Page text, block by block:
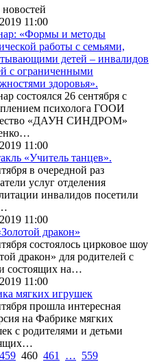
11:00
«Формы и методы
работы с семьями,
детей – инвалидов
с ограниченными
здоровья».
состоялся 26 сентября с
психолога ГООИ
«ДАУН СИНДРОМ»
11:00
«Учитель танцев».
в очередной раз
услуг отделения
инвалидов посетили
11:00
дракон»
состоялось цирковое шоу
дракон» для родителей с
состоящих на…
11:00
мягких игрушек
прошла интересная
на Фабрике мягких
с родителями и детьми
459 460 461 … 559